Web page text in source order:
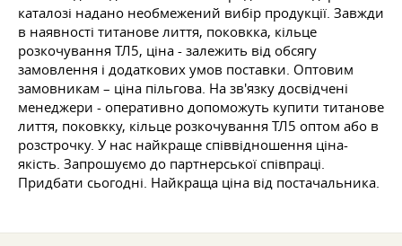
каталозі надано необмежений вибір продукції. Завжди
в наявності титанове лиття, поковкка, кільце
розкочування ТЛ5, ціна - залежить від обсягу
замовлення і додаткових умов поставки. Оптовим
замовникам – ціна пільгова. На зв'язку досвідчені
менеджери - оперативно допоможуть купити титанове
лиття, поковкку, кільце розкочування ТЛ5 оптом або в
розстрочку. У нас найкраще співвідношення ціна-
якість. Запрошуємо до партнерської співпраці.
Придбати сьогодні. Найкраща ціна від постачальника.